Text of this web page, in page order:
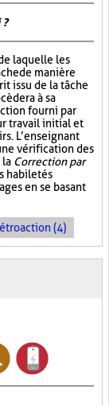
?
laquelle les
de manière
issu de la tâche
à sa
fourni par
travail initial et
L’enseignant
vérification des
la Correction par
habiletés
en se basant
(4)